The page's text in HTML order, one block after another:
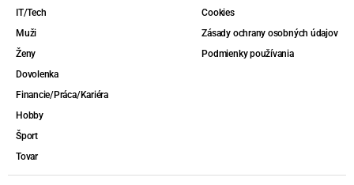
IT/Tech
Muži
Ženy
Dovolenka
Financie/Práca/Kariéra
Hobby
Šport
Tovar
Cookies
Zásady ochrany osobných údajov
Podmienky používania